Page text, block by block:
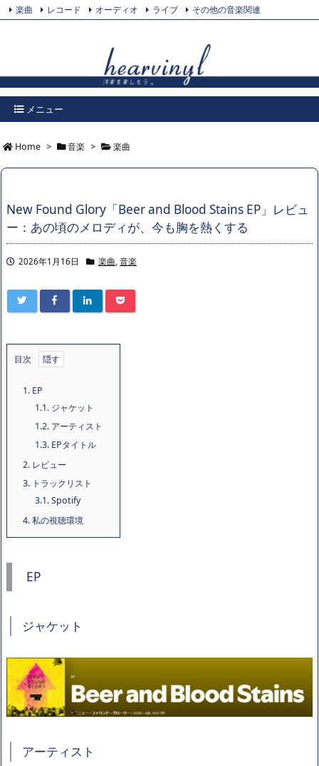
メニュー
楽曲 レコード オーディオ ライブ
その他の音楽関連
Home > 音楽 > 楽曲
New Found Glory「Beer and Blood Stains EP」レビュ
ー：あの頃のメロディが、今も胸を熱くする
2026年1月16日 楽曲, 音楽
目次
1. EP
1.1. ジャケット
1.2. アーティスト
1.3. EPタイトル
2. レビュー
3. トラックリスト
3.1.Spotify
4.私の視聴環境
EP
ジャケット
アーティスト